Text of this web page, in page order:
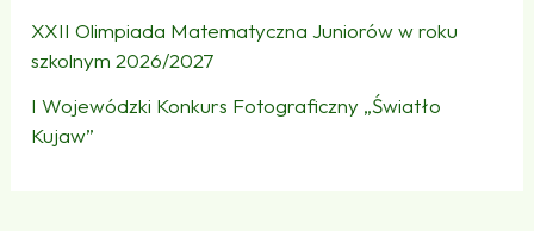
XXII Olimpiada Matematyczna Juniorów w roku
szkolnym 2026/2027
I Wojewódzki Konkurs Fotograficzny „Światło
Kujaw”